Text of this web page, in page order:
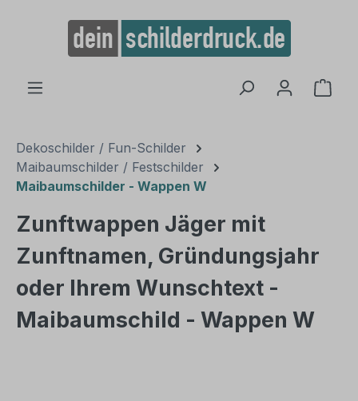
springen
Dekoschilder / Fun-Schilder
Maibaumschilder / Festschilder
Maibaumschilder - Wappen W
Zunftwappen Jäger mit
Zunftnamen, Gründungsjahr
oder Ihrem Wunschtext -
Maibaumschild - Wappen W